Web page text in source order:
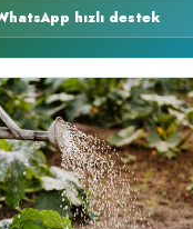
hızlı destek